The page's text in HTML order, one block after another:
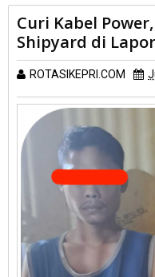
Unlabelled
Curi Kabel Power, Dua
Polisi
Curi Kabel
Shipyard di
ROTASIKEPRI.COM